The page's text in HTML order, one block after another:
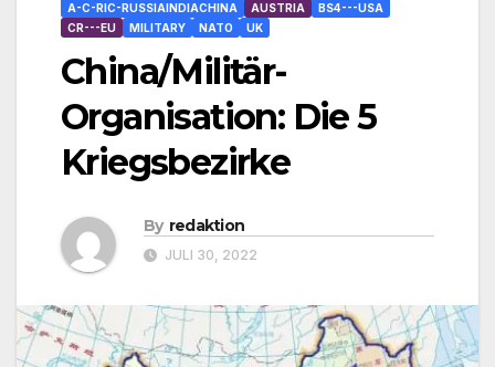
A-C-RIC-RUSSIAINDIACHINA AUSTRIA
BS4---USA
CR---EU
MILITARY NATO UK
China/Militär-
Organisation: Die 5
Kriegsbezirke
By redaktion
JULI 30, 2022